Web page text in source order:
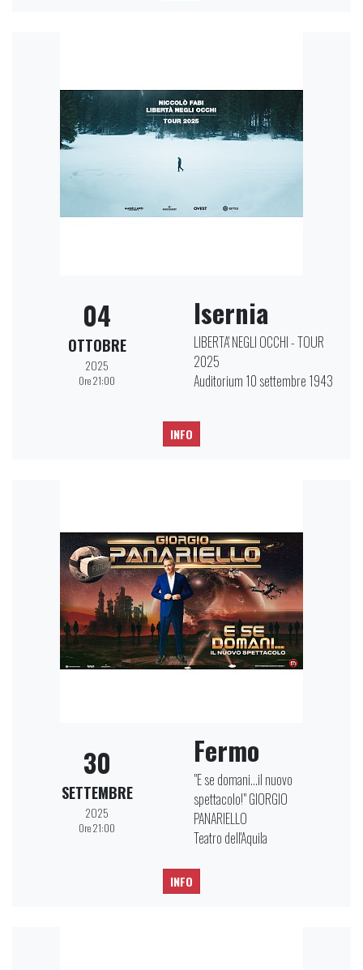
04
OTTOBRE
2025
Ore 21:00
Isernia
LIBERTA' NEGLI OCCHI - TOUR
2025
Auditorium 10 settembre 1943
INFO
30
SETTEMBRE
2025
Ore 21:00
Fermo
"E se domani...il nuovo
spettacolo!" GIORGIO
PANARIELLO
Teatro dell'Aquila
INFO